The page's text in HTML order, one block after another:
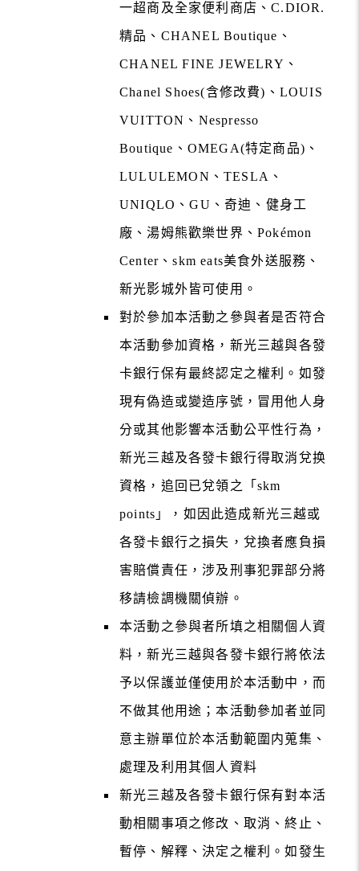
一超商及全家便利商店、C.DIOR.
精品、CHANEL Boutique、
CHANEL FINE JEWELRY、
Chanel Shoes(含修改費)、LOUIS
VUITTON、Nespresso
Boutique、OMEGA(特定商品)、
LULULEMON、TESLA、
UNIQLO、GU、奇迪、健身工
廠、湯姆熊歡樂世界、Pokémon
Center、skm eats美食外送服務、
新光影城外皆可使用。
對於參加本活動之參與者是否符合
本活動參加資格，新光三越與各發
卡銀行保有最終認定之權利。如發
現有偽造或變造序號，冒用他人身
分或其他影響本活動公平性行為，
新光三越及各發卡銀行得取消兌换
資格，追回已兌領之「skm
points」，如因此造成新光三越或
各發卡銀行之損失，兌換者應負損
害賠償責任，涉及刑事犯罪部分將
移請檢調機關偵辦。
本活動之參與者所填之相關個人資
料，新光三越與各發卡銀行將依法
予以保護並僅使用於本活動中，而
不做其他用途；本活動參加者並同
意主辦單位於本活動範圍内蒐集、
處理及利用其個人資料
新光三越及各發卡銀行保有對本活
動相關事項之修改、取消、終止、
暫停、解釋、決定之權利。如發生